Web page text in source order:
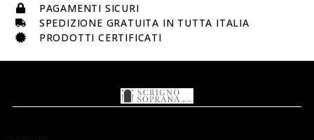
PAGAMENTI SICURI
SPEDIZIONE GRATUITA IN TUTTA ITALIA
PRODOTTI CERTIFICATI